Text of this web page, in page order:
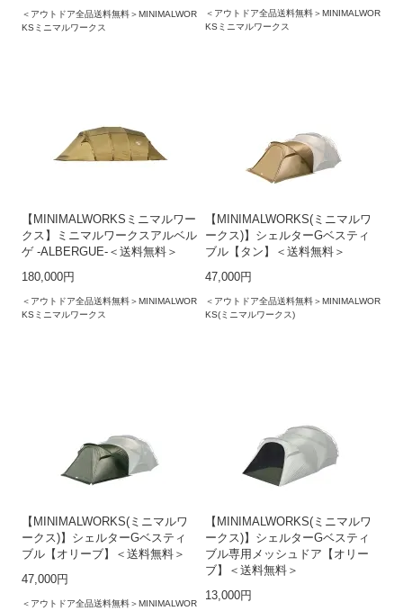
＜アウトドア全品送料無料＞MINIMALWOR
KSミニマルワークス
＜アウトドア全品送料無料＞MINIMALWOR
KSミニマルワークス
【MINIMALWORKSミニマルワー
クス】ミニマルワークスアルベル
ゲ -ALBERGUE-＜送料無料＞
180,000円
＜アウトドア全品送料無料＞MINIMALWOR
KSミニマルワークス
【MINIMALWORKS(ミニマルワ
ークス)】シェルターGベスティ
ブル【タン】＜送料無料＞
47,000円
＜アウトドア全品送料無料＞MINIMALWOR
KS(ミニマルワークス)
【MINIMALWORKS(ミニマルワ
ークス)】シェルターGベスティ
ブル【オリーブ】＜送料無料＞
47,000円
＜アウトドア全品送料無料＞MINIMALWOR
【MINIMALWORKS(ミニマルワ
ークス)】シェルターGベスティ
ブル専用メッシュドア【オリー
ブ】＜送料無料＞
13,000円